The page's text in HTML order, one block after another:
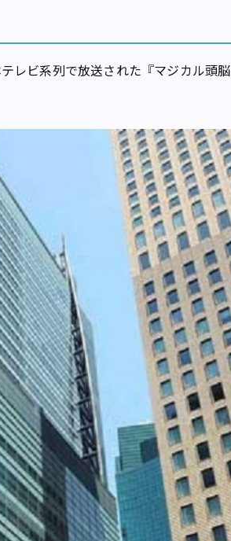
レビ系列で放送された『マジカル頭